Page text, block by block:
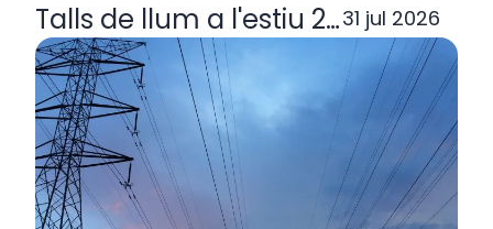
Talls de llum a l'estiu 2026: per
31 jul 2026